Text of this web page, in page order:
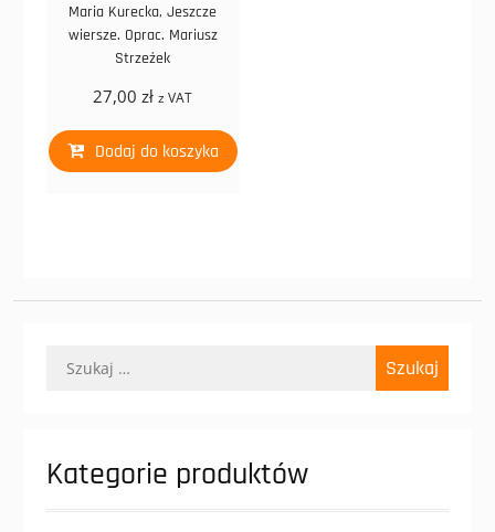
Maria Kurecka, Jeszcze
wiersze. Oprac. Mariusz
Strzeżek
27,00zł z VAT
Dodaj do koszyka
Kategorie produktów